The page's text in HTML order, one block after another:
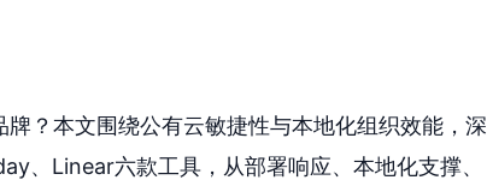
？本文围绕公有云敏捷性与本地化组织效能，深
、Linear六款工具，从部署响应、本地化支撑、